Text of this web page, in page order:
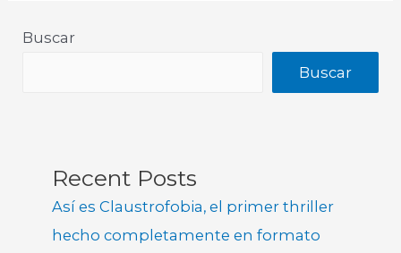
Buscar
Buscar
Recent Posts
Así es Claustrofobia, el primer thriller
hecho completamente en formato